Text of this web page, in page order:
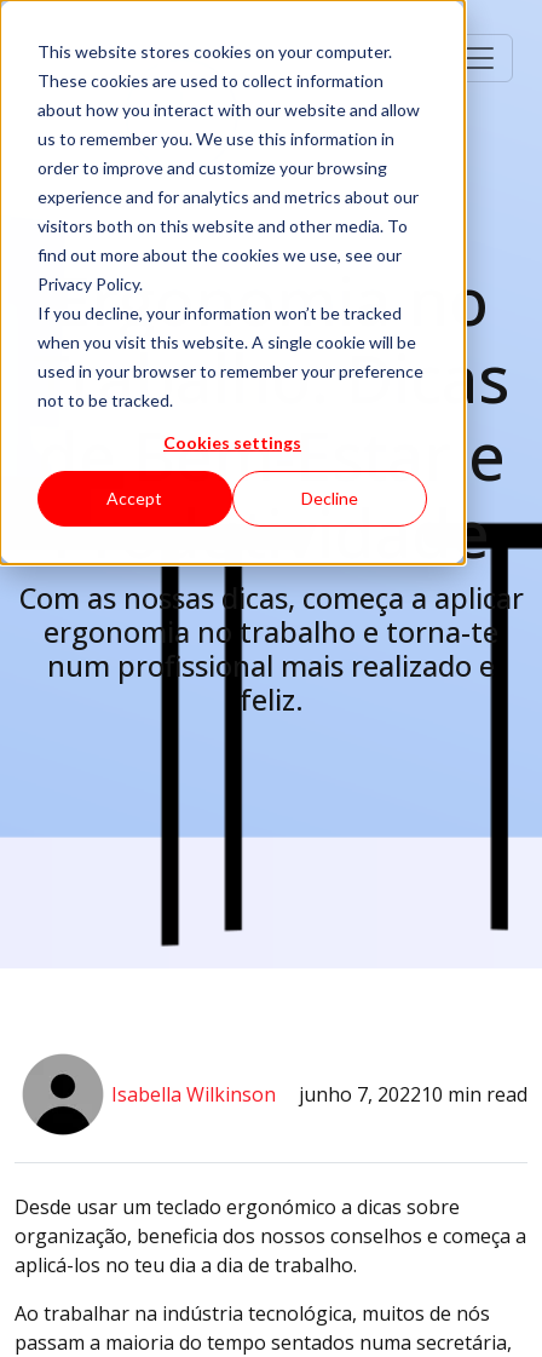
This website stores cookies on your computer.
These cookies are used to collect information
about how you interact with our website and allow
us to remember you. We use this information in
order to improve and customize your browsing
experience and for analytics and metrics about our
visitors both on this website and other media. To
find out more about the cookies we use, see our
Privacy Policy.
If you decline, your information won’t be tracked
when you visit this website. A single cookie will be
used in your browser to remember your preference
not to be tracked.
Cookies settings
Accept Decline
Ergonomia no
Trabalho: Dicas
de Bem-Estar e
Produtividade
Com as nossas dicas, começa a aplicar
ergonomia no trabalho e torna-te
num profissional mais realizado e
feliz.
Isabella Wilkinson junho 7, 202210 min read
Desde usar um teclado ergonómico a dicas sobre
organização, beneficia dos nossos conselhos e começa a
aplicá-los no teu dia a dia de trabalho.
Ao trabalhar na indústria tecnológica, muitos de nós
passam a maioria do tempo sentados numa secretária,